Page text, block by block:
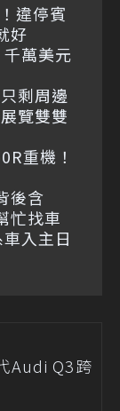
違停賓
好
萬美元
剩周邊
覽雙雙
重機！
後含
忙找車
入主日
Audi Q3跨